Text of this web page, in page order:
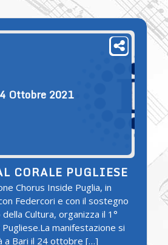
Ottobre 2021
CORALE PUGLIESE
Chorus Inside Puglia, in
Federcori e con il sostegno
Cultura, organizza il 1°
manifestazione si
a Bari il 24 ottobre […]